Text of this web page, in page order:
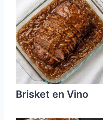
Brisket en Vino